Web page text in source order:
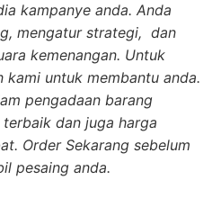
kampanye anda. Anda
mengatur strategi, dan
kemenangan. Untuk
kami untuk membantu anda.
pengadaan barang
dan juga harga
Order Sekarang sebelum
pesaing anda.